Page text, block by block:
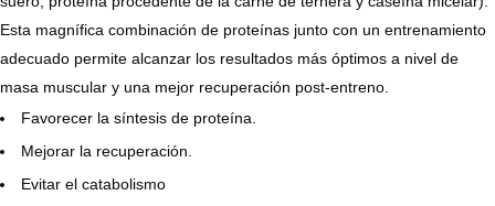
Esta magnífica combinación de proteínas junto con un entrenamiento
adecuado permite alcanzar los resultados más óptimos a nivel de
masa muscular y una mejor recuperación post-entreno.
Favorecer la síntesis de proteína.
Mejorar la recuperación.
Evitar el catabolismo